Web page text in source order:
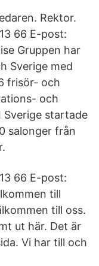
Rektor.
66 E-post:
Gruppen har
Sverige med
frisör- och
och
startade
salonger från
66 E-post:
till
till oss.
ut här. Det är
Vi har till och